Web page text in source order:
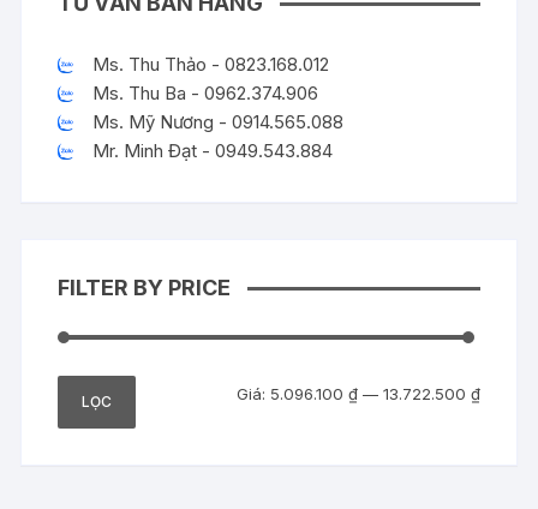
Ms. Thu Thảo - 0823.168.012
Ms. Thu Ba - 0962.374.906
Ms. Mỹ Nương - 0914.565.088
Mr. Minh Đạt - 0949.543.884
FILTER BY PRICE
Giá
Giá
LỌC Giá: 5.096.100 ₫— 13.722.500 ₫